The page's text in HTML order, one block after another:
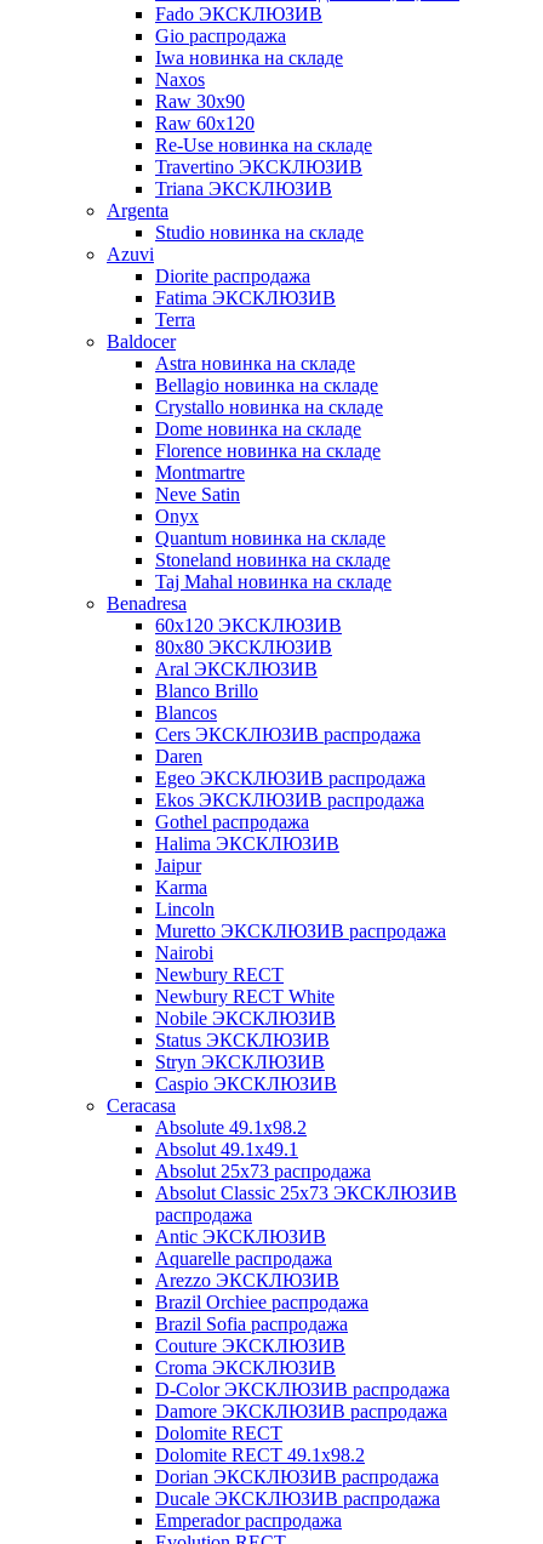
Fado ЭКСКЛЮЗИВ
Gio распродажа
Iwa новинка на складе
Naxos
Raw 30x90
Raw 60х120
Re-Use новинка на складе
Travertino ЭКСКЛЮЗИВ
Triana ЭКСКЛЮЗИВ
Argenta
Studio новинка на складе
Azuvi
Diorite распродажа
Fatima ЭКСКЛЮЗИВ
Terra
Baldoсer
Astra новинка на складе
Bellagio новинка на складе
Crystallo новинка на складе
Dome новинка на складе
Florence новинка на складе
Montmartre
Neve Satin
Onyx
Quantum новинка на складе
Stoneland новинка на складе
Taj Mahal новинка на складе
Benadresa
60х120 ЭКСКЛЮЗИВ
80х80 ЭКСКЛЮЗИВ
Aral ЭКСКЛЮЗИВ
Blanco Brillo
Blancos
Cers ЭКСКЛЮЗИВ распродажа
Daren
Egeo ЭКСКЛЮЗИВ распродажа
Ekos ЭКСКЛЮЗИВ распродажа
Gothel распродажа
Halima ЭКСКЛЮЗИВ
Jaipur
Karma
Lincoln
Muretto ЭКСКЛЮЗИВ распродажа
Nairobi
Newbury RECT
Newbury RECT White
Nobile ЭКСКЛЮЗИВ
Status ЭКСКЛЮЗИВ
Stryn ЭКСКЛЮЗИВ
Сaspio ЭКСКЛЮЗИВ
Ceracasa
Absolute 49.1x98.2
Absolut 49.1x49.1
Absolut 25x73 распродажа
Absolut Classic 25x73 ЭКСКЛЮЗИВ
распродажа
Antic ЭКСКЛЮЗИВ
Aquarelle распродажа
Arezzo ЭКСКЛЮЗИВ
Brazil Orchiee распродажа
Brazil Sofia распродажа
Couture ЭКСКЛЮЗИВ
Croma ЭКСКЛЮЗИВ
D-Color ЭКСКЛЮЗИВ распродажа
Damore ЭКСКЛЮЗИВ распродажа
Dolomite RECT
Dolomite RECT 49.1x98.2
Dorian ЭКСКЛЮЗИВ распродажа
Ducale ЭКСКЛЮЗИВ распродажа
Emperador распродажа